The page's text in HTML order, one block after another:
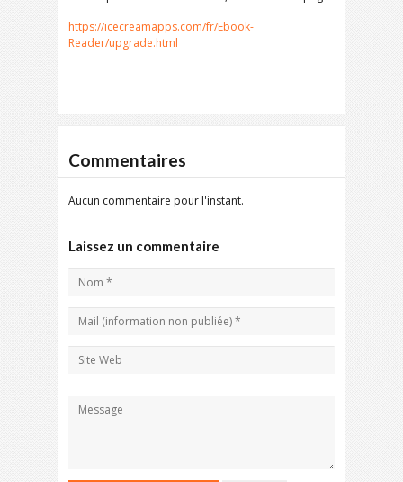
https://icecreamapps.com/fr/Ebook-
Reader/upgrade.html
Commentaires
Aucun commentaire pour l'instant.
Laissez un commentaire